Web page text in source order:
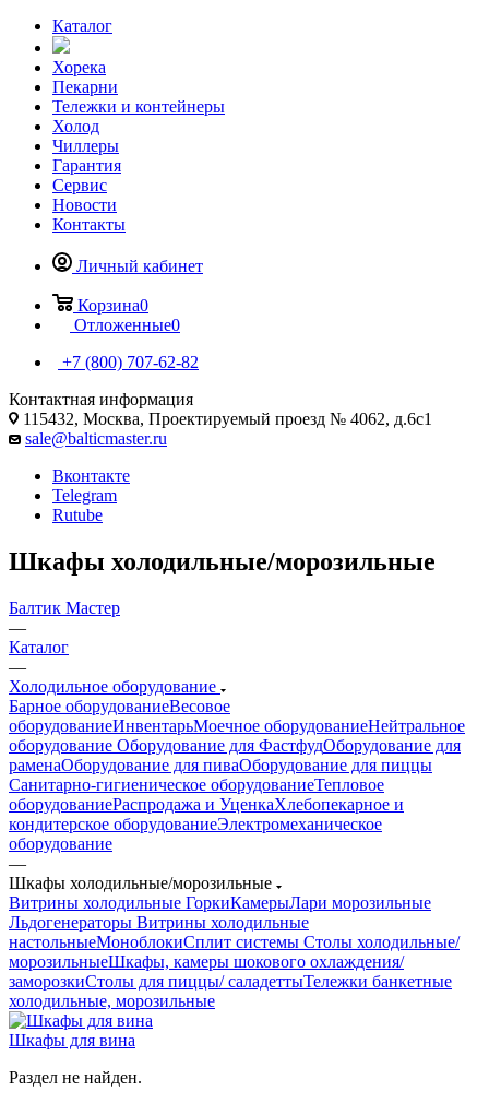
Каталог
Хорека
Пекарни
Тележки и контейнеры
Холод
Чиллеры
Гарантия
Сервис
Новости
Контакты
Личный кабинет
Корзина0
Отложенные0
+7 (800) 707-62-82
Контактная информация
115432, Москва, Проектируемый проезд № 4062, д.6с1
sale@balticmaster.ru
Вконтакте
Telegram
Rutube
Шкафы холодильные/морозильные
Балтик Мастер
—
Каталог
—
Холодильное оборудование
Барное оборудованиеВесовое
оборудованиеИнвентарьМоечное оборудованиеНейтральное
оборудование Оборудование для ФастфудОборудование для
раменаОборудование для пиваОборудование для пиццы
Санитарно-гигиеническое оборудованиеТепловое
оборудованиеРаспродажа и УценкаХлебопекарное и
кондитерское оборудованиеЭлектромеханическое
оборудование
—
Шкафы холодильные/морозильные
Витрины холодильные ГоркиКамерыЛари морозильные
Льдогенераторы Витрины холодильные
настольныеМоноблокиСплит системы Столы холодильные/
морозильныеШкафы, камеры шокового охлаждения/
заморозкиСтолы для пиццы/ саладеттыТележки банкетные
холодильные, морозильные
Шкафы для вина
Раздел не найден.